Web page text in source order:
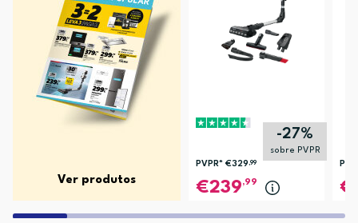
Ver produtos
-27%
sobre PVPR
PVPR* €329,99
239,99